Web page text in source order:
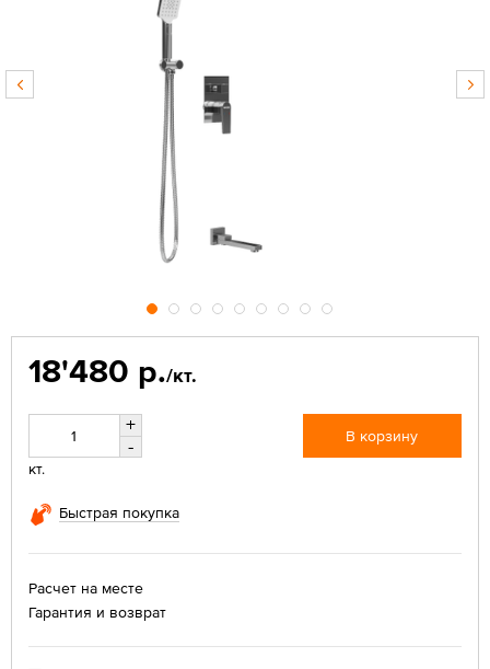
18'480 р./кт.
+
-
кт.
В корзину
Быстрая покупка
Расчет на месте
Гарантия и возврат